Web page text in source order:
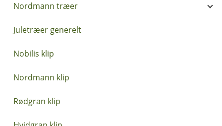
Nordmann træer
Juletræer generelt
Nobilis klip
Nordmann klip
Rødgran klip